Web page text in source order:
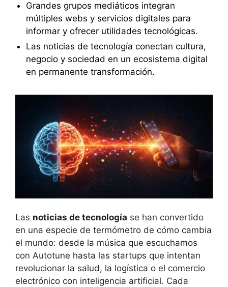
Grandes grupos mediáticos integran
múltiples webs y servicios digitales para
informar y ofrecer utilidades tecnológicas.
Las noticias de tecnología conectan cultura,
negocio y sociedad en un ecosistema digital
en permanente transformación.
Las noticias de tecnología se han convertido
en una especie de termómetro de cómo cambia
el mundo: desde la música que escuchamos
con Autotune hasta las startups que intentan
revolucionar la salud, la logística o el comercio
electrónico con inteligencia artificial. Cada